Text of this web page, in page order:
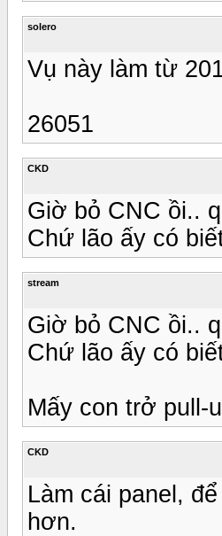
solero
Vụ này làm từ
26051
CKD
Giờ bỏ CNC ồi..
Chứ lão ấy có
stream
Giờ bỏ CNC ồi..
Chứ lão ấy có
Mấy con trở pull-
CKD
Làm cái panel,
hơn.